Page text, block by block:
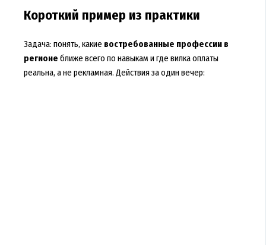
Короткий пример из практики
Задача: понять, какие востребованные профессии в
регионе ближе всего по навыкам и где вилка оплаты
реальна, а не рекламная. Действия за один вечер: